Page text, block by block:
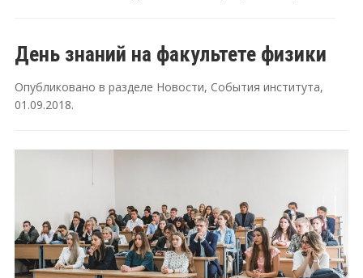
День знаний на факультете физики
Опубликовано в разделе Новости, События института,
01.09.2018.